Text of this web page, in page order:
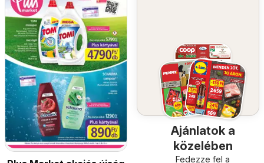
Ajánlatok a
közelében
Fedezze fel a